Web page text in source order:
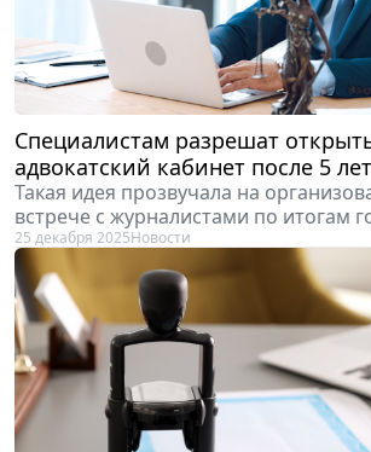
Специалистам разрешат
адвокатский кабинет после 5
Такая идея прозвучала на
встрече с журналистами по итогам
25 декабря 2025Новости